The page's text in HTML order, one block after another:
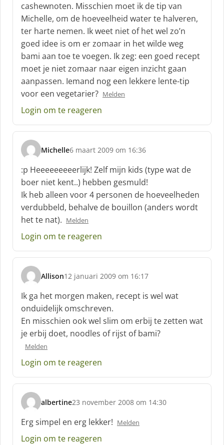
e
e
f
cashewnoten. Misschien moet ik de tip van
Michelle, om de hoeveelheid water te halveren,
ter harte nemen. Ik weet niet of het wel zo’n
goed idee is om er zomaar in het wilde weg
bami aan toe te voegen. Ik zeg: een goed recept
moet je niet zomaar naar eigen inzicht gaan
aanpassen. Iemand nog een lekkere lente-tip
voor een vegetarier? Melden
Login om te reageren
Michelle
s
h
r
e
e
f
6 maart 2009 om 16:36
:p Heeeeeeeeerlijk! Zelf mijn kids (type wat de
boer niet kent..) hebben gesmuld!
Ik heb alleen voor 4 personen de hoeveelheden
verdubbeld, behalve de bouillon (anders wordt
het te nat). Melden
Login om te reageren
Allison
s
c
h
r
e
e
12 januari 2009 om 16:17
Ik ga het morgen maken, recept is wel wat
onduidelijk omschreven.
En misschien ook wel slim om erbij te zetten wat
je erbij doet, noodles of rijst of bami?
Melden
Login om te reageren
albertine
s
c
h
r
23 november 2008 om 14:30
Erg simpel en erg lekker! Melden
Login om te reageren